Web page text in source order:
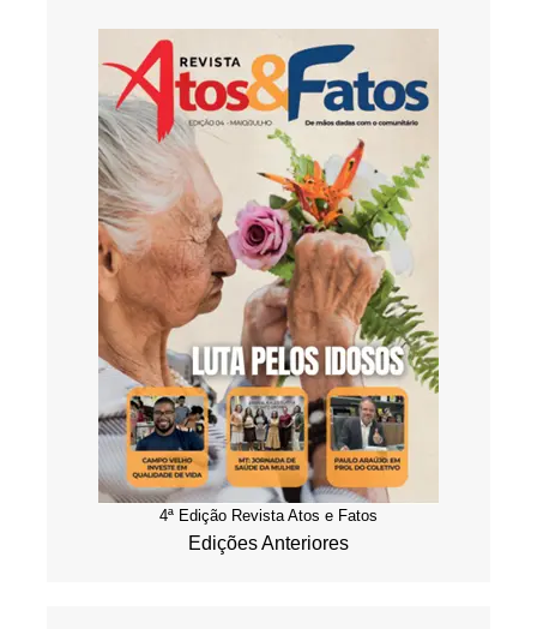
4ª Edição Revista Atos e Fatos
Edições Anteriores